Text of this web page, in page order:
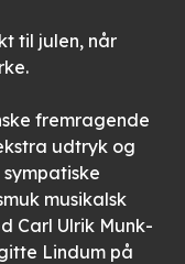
til julen, når
fremragende
udtryk og
sympatiske
musikalsk
Carl Ulrik Munk-
Lindum på